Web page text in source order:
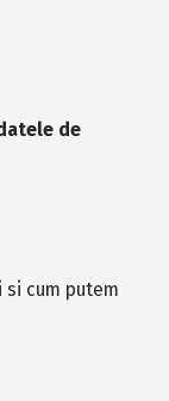
de
si cum putem